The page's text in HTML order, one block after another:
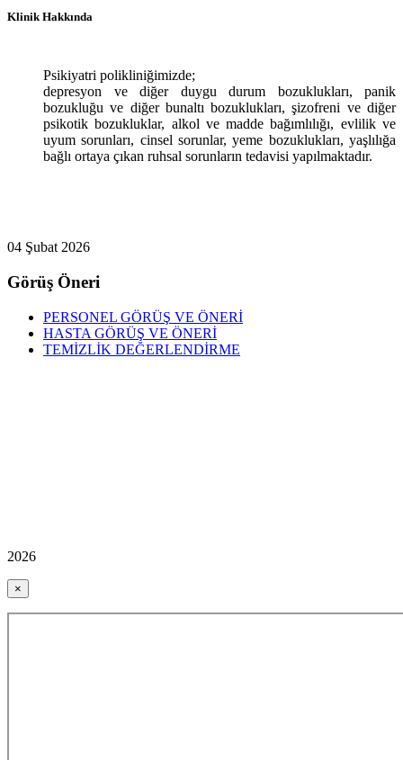
Klinik Hakkında
Psikiyatri polikliniğimizde;
depresyon ve diğer duygu durum bozuklukları, panik
bozukluğu ve diğer bunaltı bozuklukları, şizofreni ve diğer
psikotik bozukluklar, alkol ve madde bağımlılığı, evlilik ve
uyum sorunları, cinsel sorunlar, yeme bozuklukları, yaşlılığa
bağlı ortaya çıkan ruhsal sorunların tedavisi yapılmaktadır.
04 Şubat 2026
Görüş Öneri
PERSONEL GÖRÜŞ VE ÖNERİ
HASTA GÖRÜŞ VE ÖNERİ
TEMİZLİK DEĞERLENDİRME
2026
×